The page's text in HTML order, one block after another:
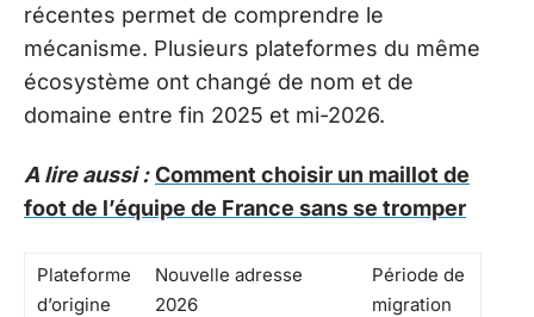
récentes permet de comprendre le
mécanisme. Plusieurs plateformes du même
écosystème ont changé de nom et de
domaine entre fin 2025 et mi-2026.
A lire aussi : Comment choisir un maillot de
foot de l’équipe de France sans se tromper
Plateforme
d’origine
Nouvelle adresse
2026
Période de
migration